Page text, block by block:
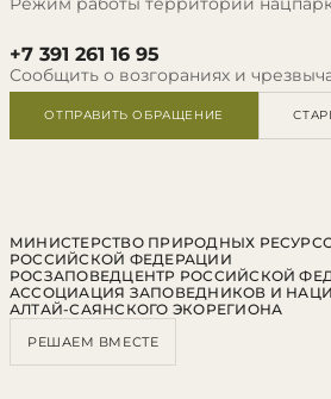
+7 391 261 16 95
Сообщить о возгораниях и
ОТПРАВИТЬ ОБРАЩЕНИЕ
МИНИСТЕРСТВО ПРИРОДНЫХ
РОССИЙСКОЙ ФЕДЕРАЦИИ
РОСЗАПОВЕДЦЕНТР РОССИЙСКОЙ
АССОЦИАЦИЯ ЗАПОВЕДНИКОВ И
АЛТАЙ-САЯНСКОГО ЭКОРЕГИОНА
РЕШАЕМ ВМЕСТЕ